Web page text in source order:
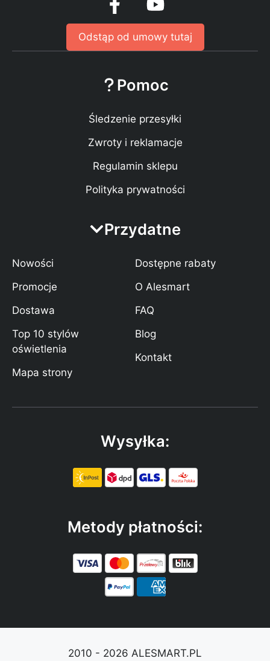
Odstąp od umowy tutaj
Pomoc
Śledzenie przesyłki
Zwroty i reklamacje
Regulamin sklepu
Polityka prywatności
Przydatne
Nowości
Promocje
Dostawa
Top 10 stylów
oświetlenia
Mapa strony
Dostępne rabaty
O Alesmart
FAQ
Blog
Kontakt
Wysyłka:
Metody płatności:
2010 - 2026 ALESMART.PL